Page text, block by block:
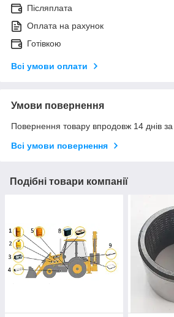
Післяплата
Оплата на рахунок
Готівкою
Всі умови оплати
Умови повернення
Повернення товару впродовж 14 днів
Всі умови повернення
Подібні товари компанії